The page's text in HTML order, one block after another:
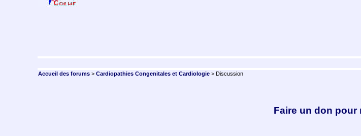
Accueil des forums >Cardiopathies Congenitales et Cardiologie > Discussion
Faire un don pour